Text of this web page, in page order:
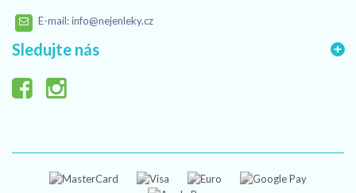
E-mail:info@nejenleky.cz
Sledujte nás